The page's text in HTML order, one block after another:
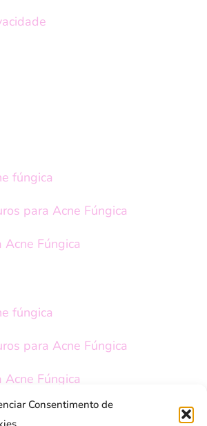
Consentimento de
fúngica
para Acne Fúngica
Fúngica
fúngica
para Acne Fúngica
Fúngica